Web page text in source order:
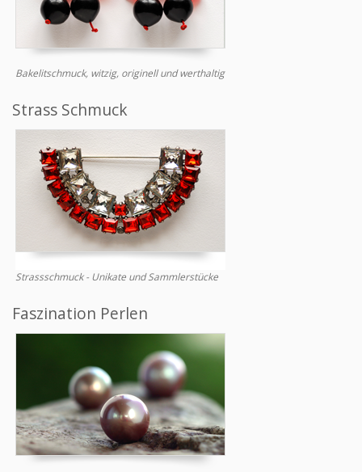
Bakelitschmuck, witzig, originell und werthaltig
Strass Schmuck
Strassschmuck - Unikate und Sammlerstücke
Faszination Perlen